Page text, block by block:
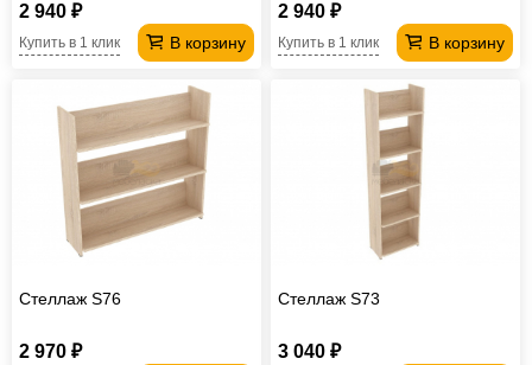
2 940 ₽
В корзину
Купить в 1 клик
2 940 ₽
В корзину
Купить в 1 клик
Стеллаж S76
2 970 ₽
Стеллаж S73
3 040 ₽